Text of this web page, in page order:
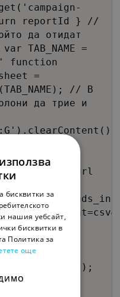
reportId } //
да отидат
TAB_NAME =
function
=
// В
да трие и
const url
ads/
const
1,
бисквитки за
нашия уебсайт,
бисквитки в
Политика за
още